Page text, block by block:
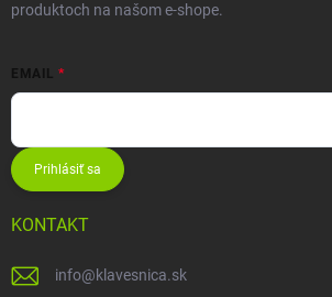
produktoch na našom e-shope.
EMAIL
Prihlásiť sa
KONTAKT
info@klavesnica.sk